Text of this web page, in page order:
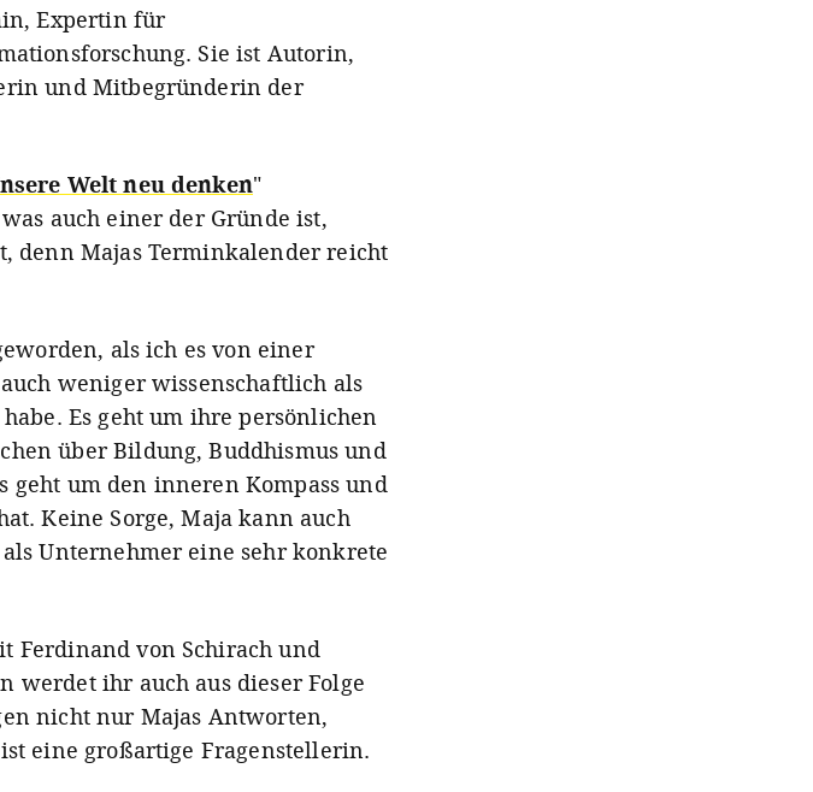
Expertin für
Sie ist Autorin,
und Mitbegründerin der
Welt neu denken"
auch einer der Gründe ist,
denn Majas Terminkalenderreicht
als ich es von einer
weniger wissenschaftlich als
Es geht um ihre persönlichen
über Bildung, Buddhismus und
geht um den inneren Kompass und
Keine Sorge, Maja kann auch
Unternehmer eine sehr konkrete
Ferdinand von Schirach und
werdet ihr auch aus dieser Folge
nicht nur Majas Antworten,
eine großartige Fragenstellerin.